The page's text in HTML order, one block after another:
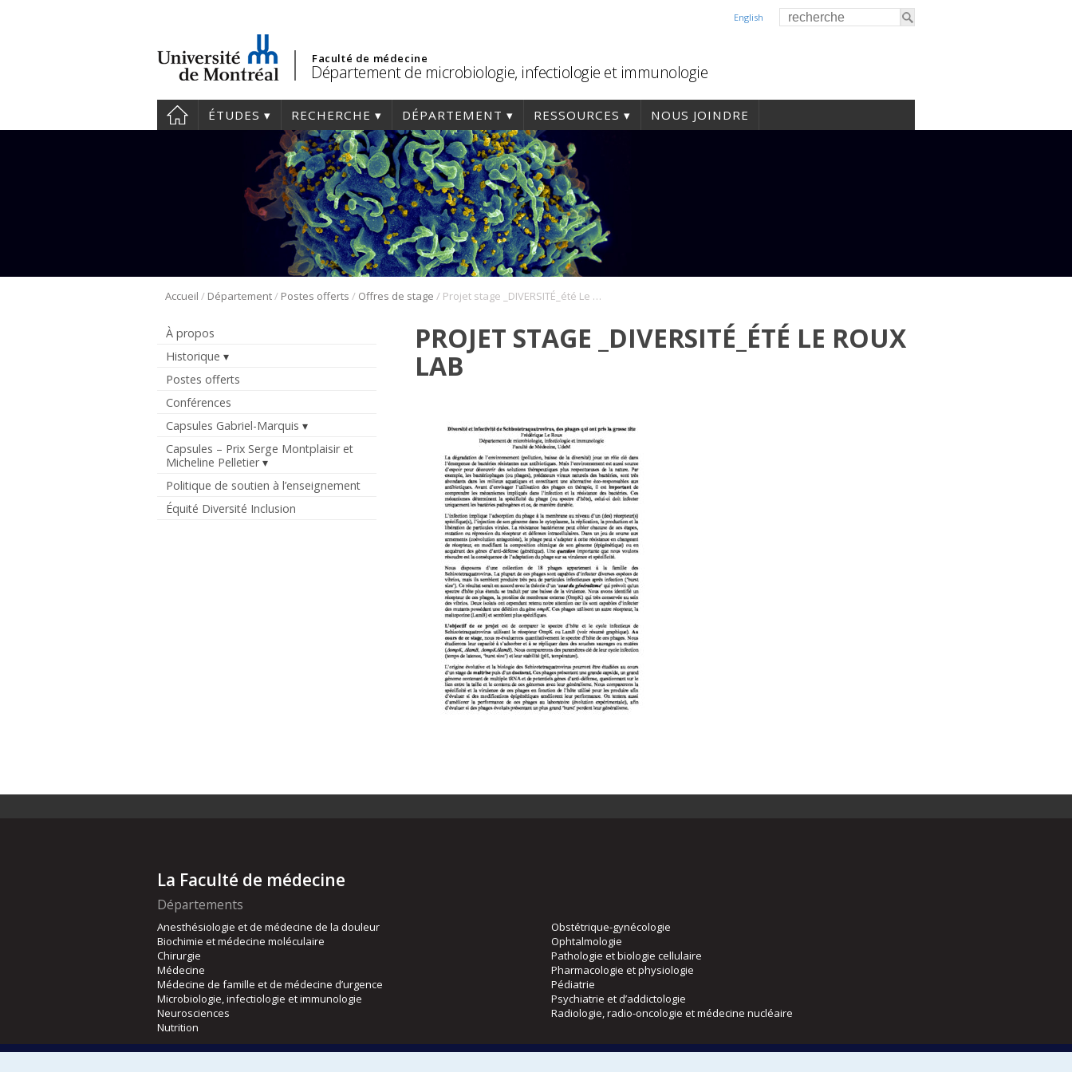
English
Faculté de médecine
Département de microbiologie, infectiologie et immunologie
ÉTUDES RECHERCHE DÉPARTEMENT RESSOURCES NOUS JOINDRE
Accueil / Département/ Postes offerts / Offres de stage / Projet stage _DIVERSITÉ_été Le Roux lab
À propos
Historique
Postes offerts
Conférences
Capsules Gabriel-Marquis
Capsules – Prix Serge Montplaisir et
Micheline Pelletier
Politique de soutien à l’enseignement
Équité Diversité Inclusion
PROJET STAGE _DIVERSITÉ_ÉTÉ LE ROUX
LAB
La Faculté de médecine
Départements
Anesthésiologie et de médecine de la douleur
Biochimie et médecine moléculaire
Chirurgie
Médecine
Médecine de famille et de médecine d’urgence
Microbiologie, infectiologie et immunologie
Neurosciences
Nutrition
Obstétrique-gynécologie
Ophtalmologie
Pathologie et biologie cellulaire
Pharmacologie et physiologie
Pédiatrie
Psychiatrie et d’addictologie
Radiologie, radio-oncologie et médecine nucléaire